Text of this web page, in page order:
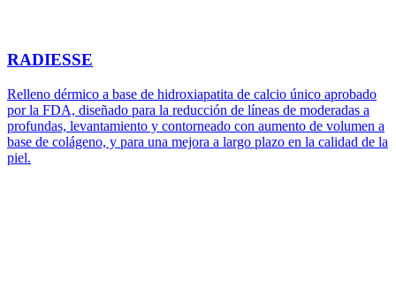
RADIESSE
Relleno dérmico a base de hidroxiapatita de calcio único aprobado
por la FDA, diseñado para la reducción de líneas de moderadas a
profundas, levantamiento y contorneado con aumento de volumen a
base de colágeno, y para una mejora a largo plazo en la calidad de la
piel.